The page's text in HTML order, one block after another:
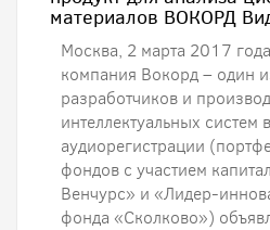
материалов ВОКОРД
Москва, 2 марта 2017
компания Вокорд – один
разработчиков и
интеллектуальных
аудиорегистрации
фондов с участием
Венчурс» и «Лидер-
фонда «Сколково»)